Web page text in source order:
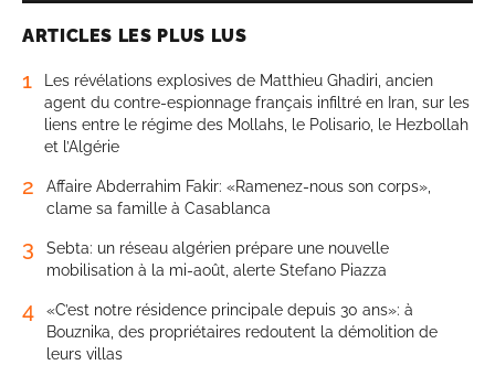
ARTICLES LES PLUS LUS
1
Les révélations explosives de Matthieu Ghadiri, ancien
agent du contre-espionnage français infiltré en Iran, sur les
liens entre le régime des Mollahs, le Polisario, le Hezbollah
et l’Algérie
2
Affaire Abderrahim Fakir: «Ramenez-nous son corps»,
clame sa famille à Casablanca
3
Sebta: un réseau algérien prépare une nouvelle
mobilisation à la mi-août, alerte Stefano Piazza
4
«C’est notre résidence principale depuis 30 ans»: à
Bouznika, des propriétaires redoutent la démolition de
leurs villas